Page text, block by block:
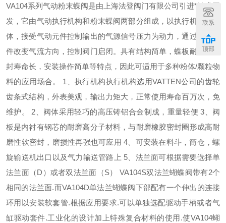
VA104系列气动粉末蝶阀是由上海法登阀门有限公司引进*技术开
发，它由气动执行机构和粉末蝶阀两部分组成，以执行机构为主
体，接受气动元件控制输出的气源信号压力为动力，通过控制元
件改变气流方向，控制阀门启闭。具有结构简单，蝶板耐磨，密
封寿命长，安装操作简单等特点，因此可适用于多种粉体/颗粒物
料的应用场合。
1 、执行机构执行机构选用VATTEN公司的齿轮
齿条式结构，外表美观，输出力矩大，正常使用寿命百万次，免
维护。
2 、阀体采用轻巧的高压铸铝合金制成，重量轻便 3 、阀
板是内衬有钢芯的耐磨高分子材料，与耐磨橡胶密封圈形成高耐
磨性软密封，磨损性再强也可应用 4 、可安装在料斗，筒仓，螺
旋输送机出口以及气力输送管路上 5 、法兰面可根据需要选择单
法兰面（D ）或者双法兰面（S） VA104S双法兰蝴蝶阀带有2个
相同的法兰面.而VA104D单法兰蝴蝶阀下部配有一个伸出的连接
环用以安装软套管.根据应用要求.可以单独选配驱动手柄或者气
缸驱动套件.工业化的设计加上特殊复合材料的使用 .使VA104蝴
联系
顶部